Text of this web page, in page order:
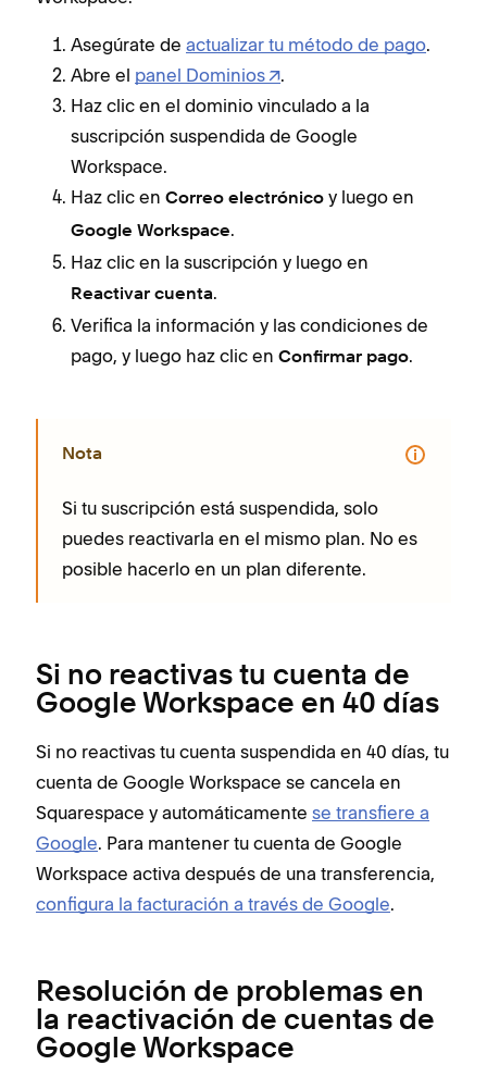
Asegúrate de actualizar tu método de pago.
Abre el panel Dominios
.
Haz clic en el dominio vinculado a la
suscripción suspendida de Google
Workspace.
Haz clic en Correo electrónico y luego en
Google Workspace.
Haz clic en la suscripción y luego en
Reactivar cuenta.
Verifica la información y las condiciones de
pago, y luego haz clic en Confirmar pago.
Nota
Si tu suscripción está suspendida, solo
puedes reactivarla en el mismo plan. No es
posible hacerlo en un plan diferente.
Si no reactivas tu cuenta de
Google Workspace en 40 días
Si no reactivas tu cuenta suspendida en 40 días, tu
cuenta de Google Workspace se cancela en
Squarespace y automáticamente se transfiere a
Google. Para mantener tu cuenta de Google
Workspace activa después de una transferencia,
configura la facturación a través de Google.
Resolución de problemas en
la reactivación de cuentas de
Google Workspace